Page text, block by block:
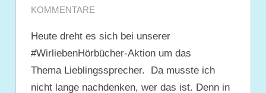
KOMMENTARE
Heute dreht es sich bei unserer
#WirliebenHörbücher-Aktion um das
Thema Lieblingssprecher. Da musste ich
nicht lange nachdenken, wer das ist. Denn in